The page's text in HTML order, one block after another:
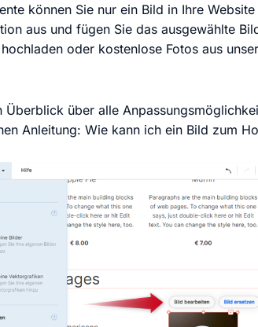
können Sie nur ein Bild in Ihre
aus und fügen Sie das ausgewählte
oder kostenlose Fotos aus
Überblick über alle
Anleitung: Wie kann ich ein Bild zum